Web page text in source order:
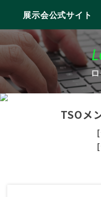
展示会公式サイト
TSOメ